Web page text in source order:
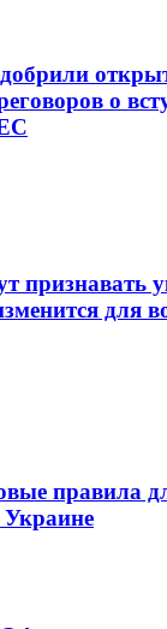
о
признавать
для
правила
Украине